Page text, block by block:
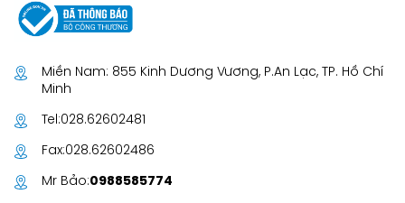
Miền Nam: 855 Kinh Dương Vương, P.An Lạc, TP. Hồ Chí
Minh
Tel:028.62602481
Fax:028.62602486
Mr Bảo:0988585774